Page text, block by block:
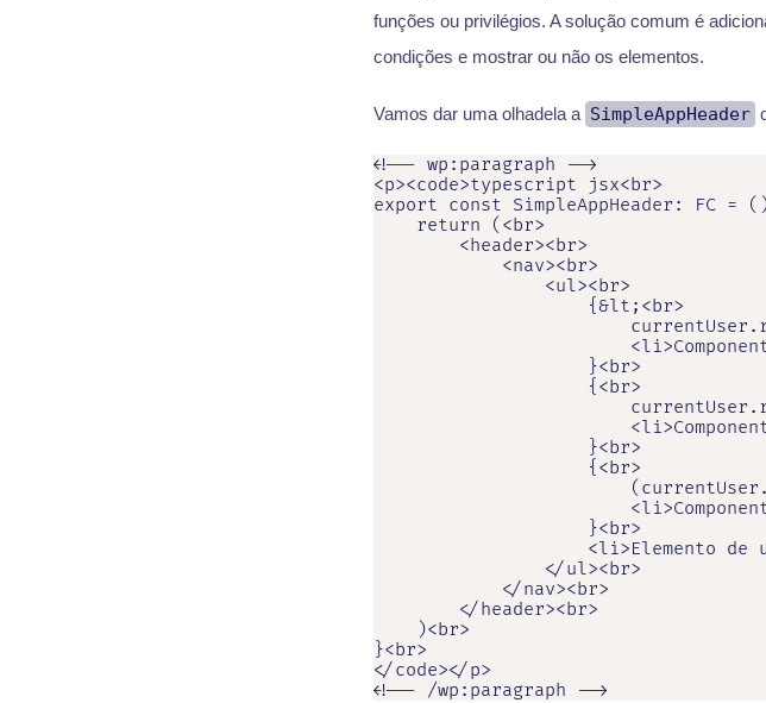
funções ou privilégios. A solução comum é
condições e mostrar ou não os elementos.
Vamos dar uma olhadela a SimpleAppHeader
<!-- wp:paragraph -->
<p><code>typescript jsx<br>
export const SimpleAppHeader: FC =
    return (<br>
        <header><br>
            <nav><br>
                <ul><br>
                    {&lt;<br>
                    }<br>
                    {<br>
                    }<br>
                    {<br>
                    }<br>
<li>Elemento de
                </ul><br>
            </nav><br>
        </header><br>
    )<br>
}<br>
</code></p>
<!-- /wp:paragraph -->